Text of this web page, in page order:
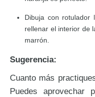
Dibuja con rotulador
rellenar el interior de
marrón.
Sugerencia:
Cuanto más
Puedes aprovechar